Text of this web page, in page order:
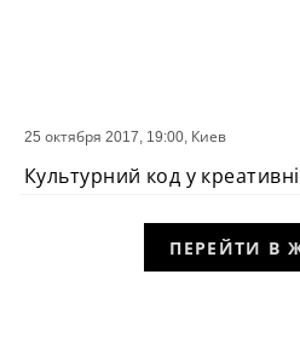
СОБЫТИЕ
25 октября 2017, 19:00, Киев
Культурний код у
ПЕРЕЙТИ В